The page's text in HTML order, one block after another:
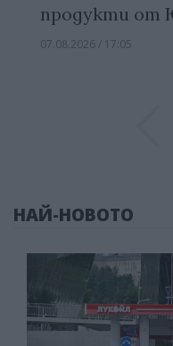
продукти от
07.08.2026 / 17:05
НАЙ-НОВОТО